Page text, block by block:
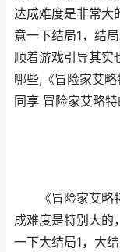
达成难度是非常大
意一下结局1，结
顺着游戏引导其实
哪些,《冒险家艾
同享 冒险家艾略
《冒险家艾
成难度是特别大的
一下大结局1，大